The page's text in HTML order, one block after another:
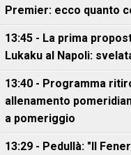
Premier: ecco quanto
13:45 - La prima
Lukaku al Napoli:
13:40 - Programma
allenamento
a pomeriggio
13:29 - Pedullà: "Il